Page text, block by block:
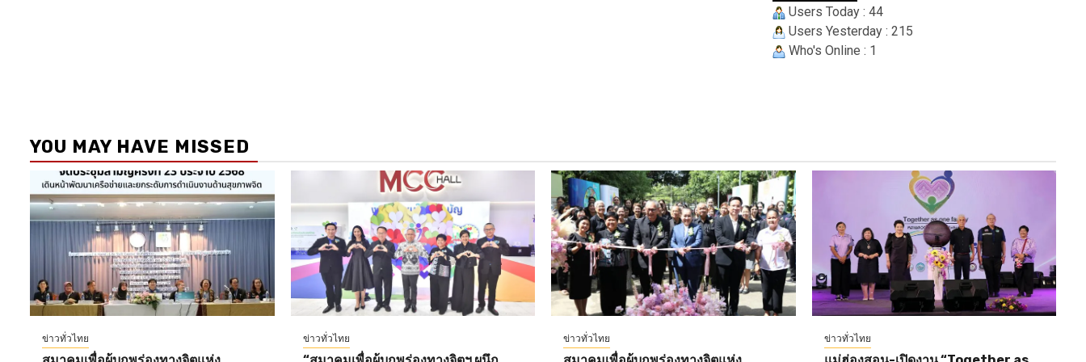
Users Today : 44
Users Yesterday : 215
Who's Online : 1
YOU MAY HAVE MISSED
ข่าวทั่วไทย ข่าวทั่วไทย ข่าวทั่วไทย ข่าวทั่วไทย